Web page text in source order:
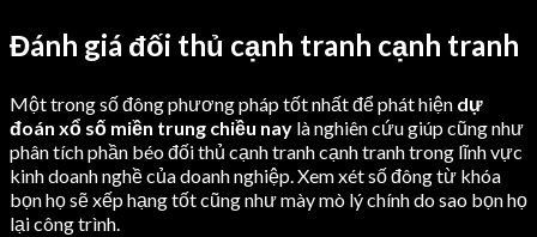
Đánh giá đối thủ cạnh tranh cạnh tranh
Một trong số đông phương pháp tốt nhất để phát hiện dự
đoán xổ số miền trung chiều nay là nghiên cứu giúp cũng như
phân tích phần béo đối thủ cạnh tranh cạnh tranh trong lĩnh vực
kinh doanh nghề của doanh nghiệp. Xem xét số đông từ khóa
bọn họ sẽ xếp hạng tốt cũng như mày mò lý chính do sao bọn họ
lại công trình.